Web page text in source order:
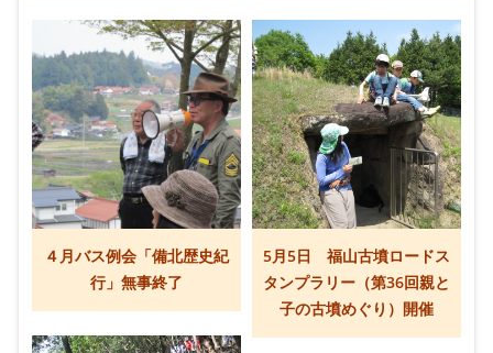
４月バス例会「備北歴史紀
行」無事終了
5月5日 福山古墳ロードス
タンプラリー（第36回親と
子の古墳めぐり）開催